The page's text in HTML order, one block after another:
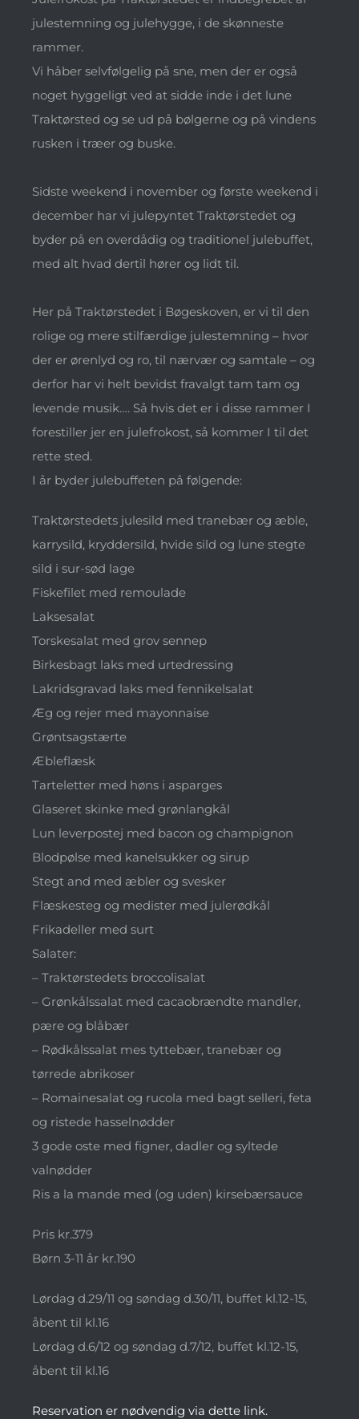
julestemning og julehygge, i de skønneste
rammer.
Vi håber selvfølgelig på sne, men der er også
noget hyggeligt ved at sidde inde i det lune
Traktørsted og se ud på bølgerne og på vindens
rusken i træer og buske.
Sidste weekend i november og første weekend i
december har vi julepyntet Traktørstedet og
byder på en overdådig og traditionel julebuffet,
med alt hvad dertil hører og lidt til.
Her på Traktørstedet i Bøgeskoven, er vi til den
rolige og mere stilfærdige julestemning – hvor
der er ørenlyd og ro, til nærvær og samtale – og
derfor har vi helt bevidst fravalgt tam tam og
levende musik…. Så hvis det er i disse rammer I
forestiller jer en julefrokost, så kommer I til det
rette sted.
I år byder julebuffeten på følgende:
Traktørstedets julesild med tranebær og æble,
karrysild, kryddersild, hvide sild og lune stegte
sild i sur-sød lage
Fiskefilet med remoulade
Laksesalat
Torskesalat med grov sennep
Birkesbagt laks med urtedressing
Lakridsgravad laks med fennikelsalat
Æg og rejer med mayonnaise
Grøntsagstærte
Æbleflæsk
Tarteletter med høns i asparges
Glaseret skinke med grønlangkål
Lun leverpostej med bacon og champignon
Blodpølse med kanelsukker og sirup
Stegt and med æbler og svesker
Flæskesteg og medister med julerødkål
Frikadeller med surt
Salater:
– Traktørstedets broccolisalat
– Grønkålssalat med cacaobrændte mandler,
pære og blåbær
– Rødkålssalat mes tyttebær, tranebær og
tørrede abrikoser
– Romainesalat og rucola med bagt selleri, feta
og ristede hasselnødder
3 gode oste med figner, dadler og syltede
valnødder
Ris a la mande med (og uden) kirsebærsauce
Pris kr.379
Børn 3-11 år kr.190
Lørdag d.29/11 og søndag d.30/11, buffet kl.12-15,
åbent til kl.16
Lørdag d.6/12 og søndag d.7/12, buffet kl.12-15,
åbent til kl.16
Reservation er nødvendig via dette link.